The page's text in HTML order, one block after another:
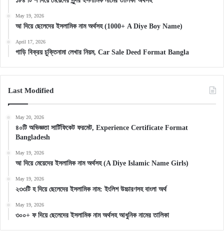
May 19, 2026
আ দিয়ে ছেলেদের ইসলামিক নাম অর্থসহ (1000+ A Diye Boy Name)
April 17, 2026
গাড়ি বিক্রয় চুক্তিনামা লেখার নিয়ম, Car Sale Deed Format Bangla
Last Modified
May 20, 2026
৪০টি অভিজ্ঞতা সার্টিফিকেট ফরমেট, Experience Certificate Format
Bangladesh
May 19, 2026
আ দিয়ে মেয়েদের ইসলামিক নাম অর্থসহ (A Diye Islamic Name Girls)
May 19, 2026
২৩৩টি হ দিয়ে ছেলেদের ইসলামিক নাম: ইংলিশ উচ্চারণসহ বাংলা অর্থ
May 19, 2026
৩০০+ ফ দিয়ে ছেলেদের ইসলামিক নাম অর্থসহ আধুনিক নামের তালিকা